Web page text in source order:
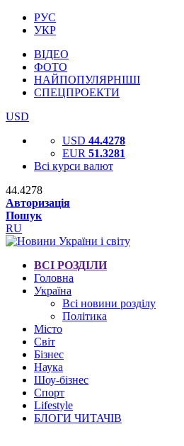
РУС
УКР
ВІДЕО
ФОТО
НАЙПОПУЛЯРНІШІ
СПЕЦПРОЕКТИ
USD
USD 44.4278
EUR 51.3281
Всі курси валют
44.4278
Авторизація
Пошук
RU
ВСІ РОЗДІЛИ
Головна
Україна
Всі новини розділу
Політика
Місто
Світ
Бізнес
Наука
Шоу-бізнес
Спорт
Lifestyle
БЛОГИ ЧИТАЧІВ